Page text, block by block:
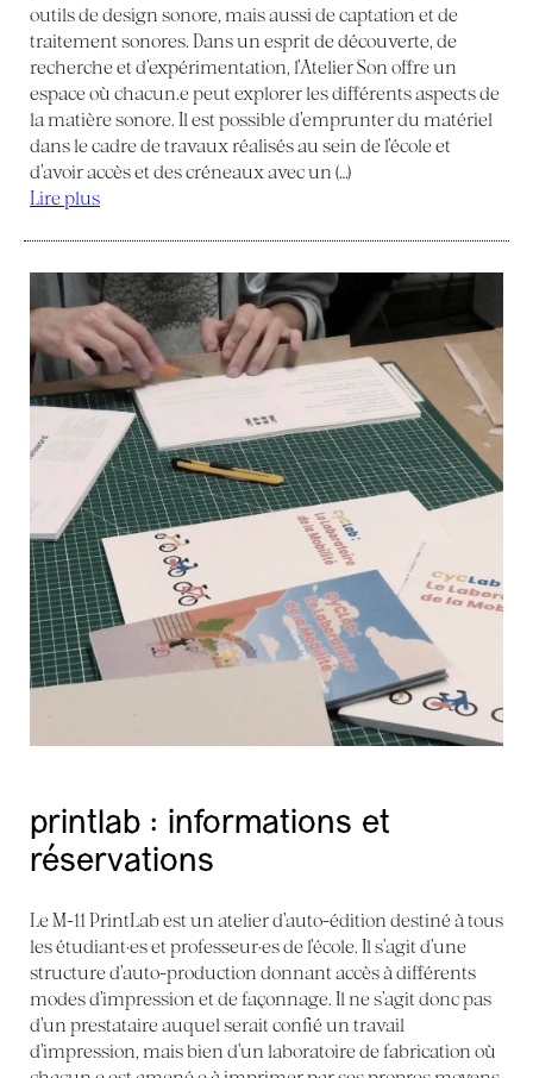
outils de design sonore, mais aussi de captation et de
traitement sonores. Dans un esprit de découverte, de
recherche et d’expérimentation, l’Atelier Son offre un
espace où chacun.e peut explorer les différents aspects de
la matière sonore. Il est possible d’emprunter du matériel
dans le cadre de travaux réalisés au sein de l’école et
d’avoir accès et des créneaux avec un (…)
Lire plus
printlab : informations et
réservations
Le M-11 PrintLab est un atelier d’auto-édition destiné à tous
les étudiant·es et professeur·es de l’école. Il s’agit d’une
structure d’auto-production donnant accès à différents
modes d’impression et de façonnage. Il ne s’agit donc pas
d’un prestataire auquel serait confié un travail
d’impression, mais bien d’un laboratoire de fabrication où